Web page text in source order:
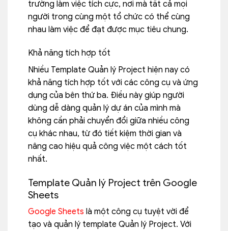
trường làm việc tích cực, nơi mà tất cả mọi
người trong cùng một tổ chức có thể cùng
nhau làm việc để đạt được mục tiêu chung.
Khả năng tích hợp tốt
Nhiều Template Quản lý Project hiện nay có
khả năng tích hợp tốt với các công cụ và ứng
dụng của bên thứ ba. Điều này giúp người
dùng dễ dàng quản lý dự án của mình mà
không cần phải chuyển đổi giữa nhiều công
cụ khác nhau, từ đó tiết kiệm thời gian và
nâng cao hiệu quả công việc một cách tốt
nhất.
Template Quản lý Project trên Google
Sheets
Google Sheets là một công cụ tuyệt vời để
tạo và quản lý template Quản lý Project. Với